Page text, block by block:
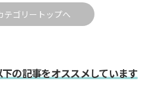
テゴリートップへ
の記事をオススメしています